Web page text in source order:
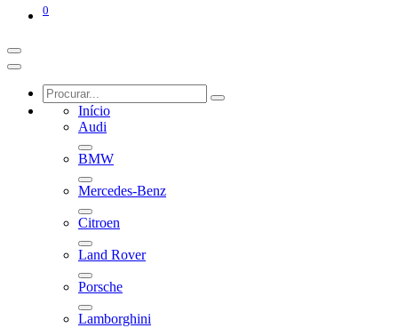
0
Início
Audi
BMW
Mercedes-Benz
Citroen
Land Rover
Porsche
Lamborghini